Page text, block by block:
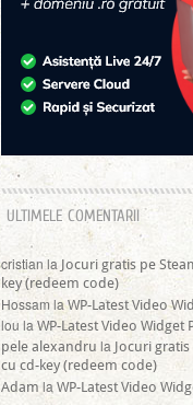
ULTIMELE COMENTARII
cristian la Jocuri gratis pe
key (redeem code)
HossamlaWP-Latest Video
lou la WP-Latest Video Widget
pele alexandru la Jocuri
cu cd-key (redeem code)
Adam la WP-Latest Video